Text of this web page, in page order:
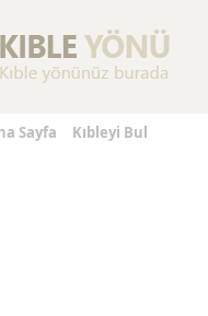
Sayfa Kıbleyi Bul